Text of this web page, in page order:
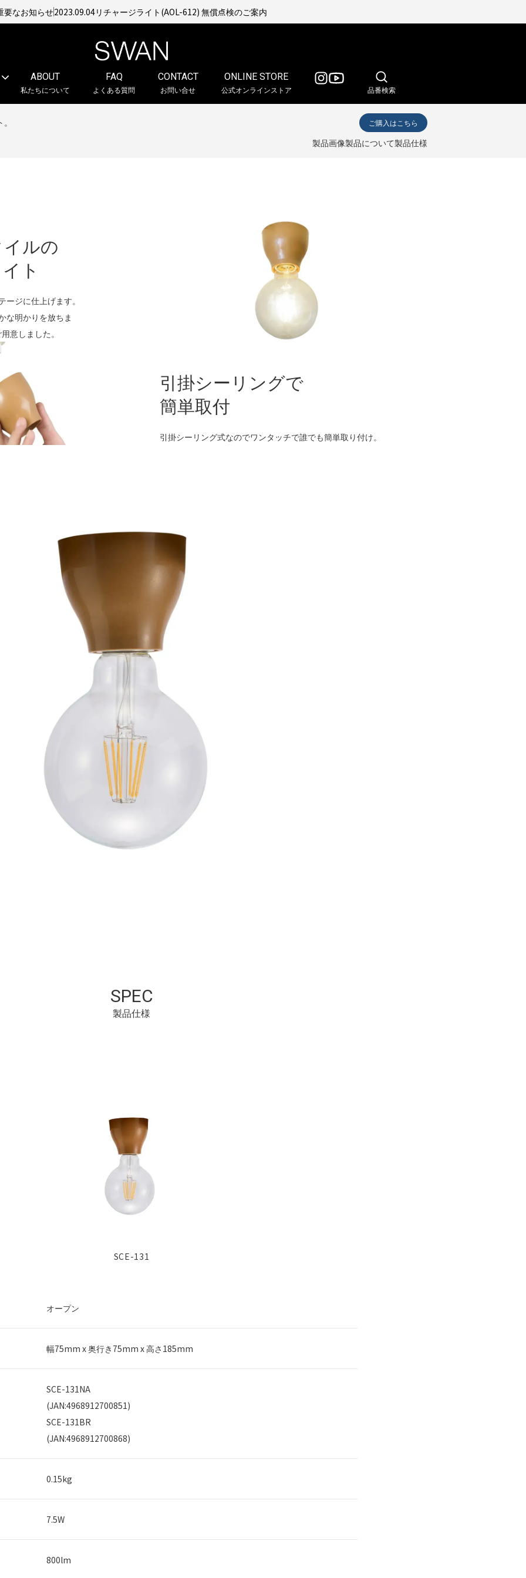
要なお知らせ2023.09.04リチャージライト(AOL-612) 無償点検のご案内
ABOUT
私たちについて
FAQ
よくある質問
CONTACT
お問い合せ
ONLINE STORE
公式オンラインストア 品番検索
ご購入はこちら
製品画像製品について製品仕様
ルの
ト
ジに仕上げます。
な明かりを放ちま
意しました。
引掛シーリングで
簡単取付
引掛シーリング式なのでワンタッチで誰でも簡単取り付け。
SPEC
製品仕様
SCE-131
オープン
幅75mm x 奥行き 75mm x 高さ 185mm
SCE-131NA
(JAN:4968912700851)
SCE-131BR
(JAN:4968912700868)
0.15kg
7.5W
800lm